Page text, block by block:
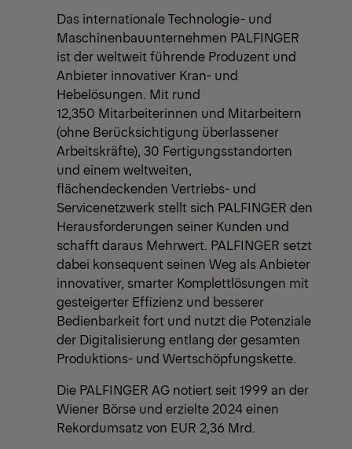
Das internationale Technologie- und
Maschinenbauunternehmen PALFINGER
ist der weltweit führende Produzent und
Anbieter innovativer Kran- und
Hebelösungen. Mit rund
12,350 Mitarbeiterinnen und Mitarbeitern
(ohne Berücksichtigung überlassener
Arbeitskräfte), 30 Fertigungsstandorten
und einem weltweiten,
flächendeckenden Vertriebs- und
Servicenetzwerk stellt sich PALFINGER den
Herausforderungen seiner Kunden und
schafft daraus Mehrwert. PALFINGER setzt
dabei konsequent seinen Weg als Anbieter
innovativer, smarter Komplettlösungen mit
gesteigerter Effizienz und besserer
Bedienbarkeit fort und nutzt die Potenziale
der Digitalisierung entlang der gesamten
Produktions- und Wertschöpfungskette.
Die PALFINGER AG notiert seit 1999 an der
Wiener Börse und erzielte 2024 einen
Rekordumsatz von EUR 2,36 Mrd.